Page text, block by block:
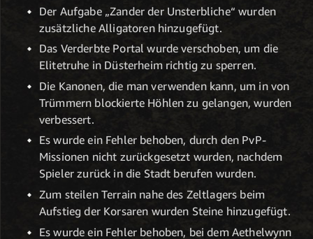
Der Aufgabe „Zander der Unsterbliche“ wurden
zusätzliche Alligatoren hinzugefügt.
Das Verderbte Portal wurde verschoben, um die
Elitetruhe in Düsterheim richtig zu sperren.
Die Kanonen, die man verwenden kann, um in von
Trümmern blockierte Höhlen zu gelangen, wurden
verbessert.
Es wurde ein Fehler behoben, durch den PvP-
Missionen nicht zurückgesetzt wurden, nachdem
Spieler zurück in die Stadt berufen wurden.
Zum steilen Terrain nahe des Zeltlagers beim
Aufstieg der Korsaren wurden Steine hinzugefügt.
Es wurde ein Fehler behoben, bei dem Aethelwynn